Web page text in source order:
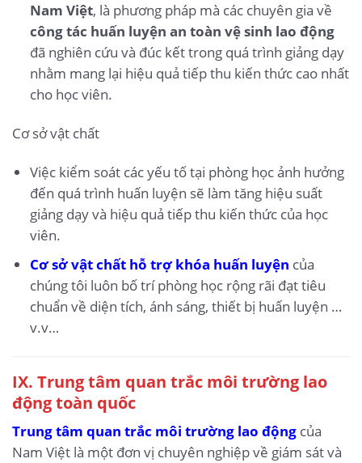
Nam Việt, là phương pháp mà các chuyên gia về
công tác huấn luyện an toàn vệ sinh lao động
đã nghiên cứu và đúc kết trong quá trình giảng dạy
nhằm mang lại hiệu quả tiếp thu kiến thức cao nhất
cho học viên.
Cơ sở vật chất
Việc kiểm soát các yếu tố tại phòng học ảnh hưởng
đến quá trình huấn luyện sẽ làm tăng hiệu suất
giảng dạy và hiệu quả tiếp thu kiến thức của học
viên.
Cơ sở vật chất hỗ trợ khóa huấn luyện của
chúng tôi luôn bố trí phòng học rộng rãi đạt tiêu
chuẩn về diện tích, ánh sáng, thiết bị huấn luyện …
v.v…
IX. Trung tâm quan trắc môi trường lao
động toàn quốc
Trung tâm quan trắc môi trường lao động của
Nam Việt là một đơn vị chuyên nghiệp về giám sát và